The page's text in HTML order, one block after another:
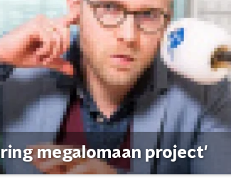
megalomaan project'